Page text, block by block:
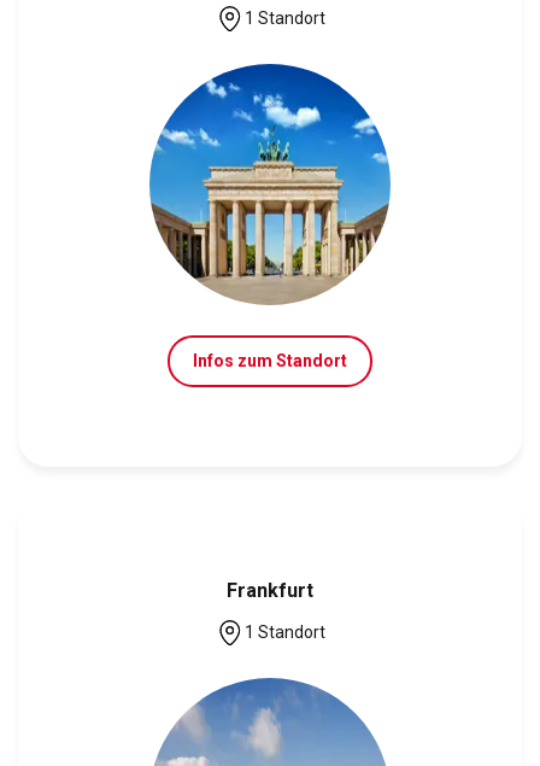
1 Standort
Infos zum Standort
Frankfurt
1 Standort